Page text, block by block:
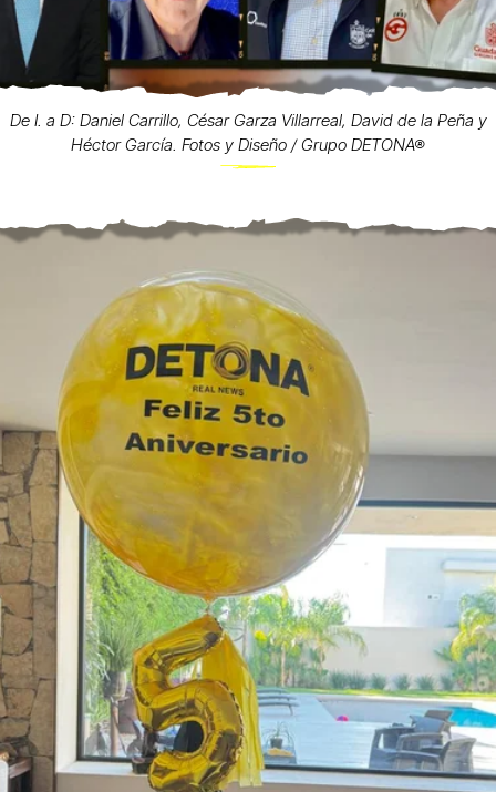
De I. a D: Daniel Carrillo, César Garza Villarreal, David de la Peña y
Héctor García. Fotos y Diseño / Grupo DETONA®